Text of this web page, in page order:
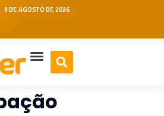
9 DE AGOSTO DE 2026